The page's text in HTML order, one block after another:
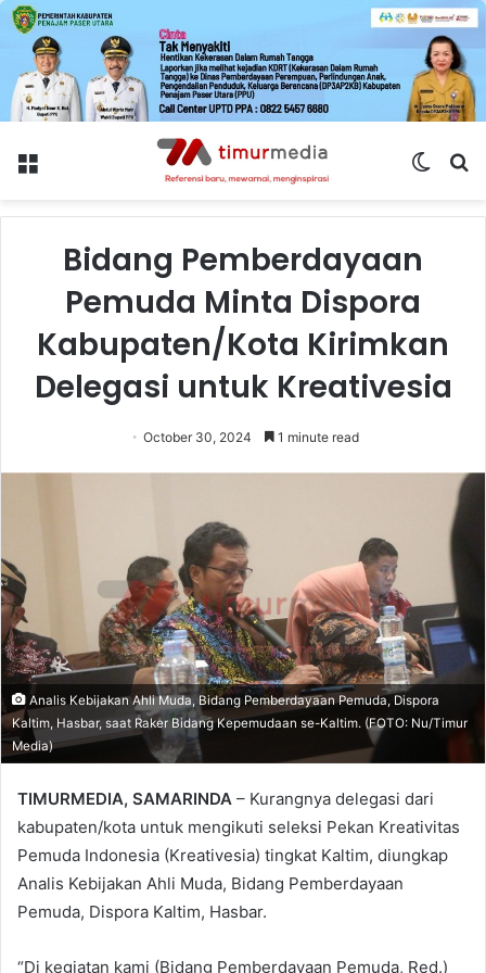
Menu
Switch
Bidang Pemberdayaan
Pemuda Minta Dispora
Kabupaten/Kota Kirimkan
Delegasi untuk Kreativesia
October 30, 2024 1 minute read
Analis Kebijakan Ahli Muda, Bidang Pemberdayaan Pemuda, Dispora
Kaltim, Hasbar, saat Raker Bidang Kepemudaan se-Kaltim. (FOTO: Nu/Timur
Media)
TIMURMEDIA, SAMARINDA – Kurangnya delegasi dari
kabupaten/kota untuk mengikuti seleksi Pekan Kreativitas
Pemuda Indonesia (Kreativesia) tingkat Kaltim, diungkap
Analis Kebijakan Ahli Muda, Bidang Pemberdayaan
Pemuda, Dispora Kaltim, Hasbar.
“Di kegiatan kami (Bidang Pemberdayaan Pemuda, Red.)